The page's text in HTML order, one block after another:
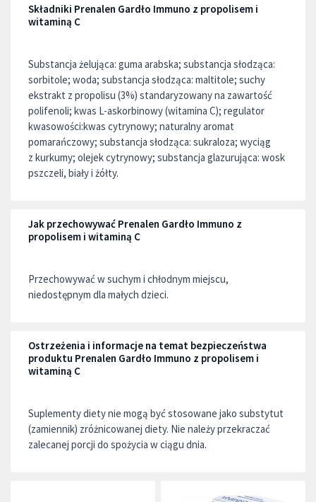
Składniki Prenalen Gardło Immuno z propolisem i
witaminą C
Substancja żelująca: guma arabska; substancja słodząca:
sorbitole; woda; substancja słodząca: maltitole; suchy
ekstrakt z propolisu (3%) standaryzowany na zawartość
polifenoli; kwas L-askorbinowy (witamina C); regulator
kwasowości:kwas cytrynowy; naturalny aromat
pomarańczowy; substancja słodząca: sukraloza; wyciąg
z kurkumy; olejek cytrynowy; substancja glazurująca: wosk
pszczeli, biały i żółty.
Jak przechowywać Prenalen Gardło Immuno z
propolisem i witaminą C
Przechowywać w suchym i chłodnym miejscu,
niedostępnym dla małych dzieci.
Ostrzeżenia i informacje na temat bezpieczeństwa
produktu Prenalen Gardło Immuno z propolisem i
witaminą C
Suplementy diety nie mogą być stosowane jako substytut
(zamiennik) zróżnicowanej diety. Nie należy przekraczać
zalecanej porcji do spożycia w ciągu dnia.